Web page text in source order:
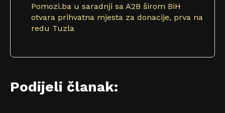
Pomozi.ba u saradnji sa A2B širom BiH
otvara prihvatna mjesta za donacije, prva na
redu Tuzla
Podijeli članak: